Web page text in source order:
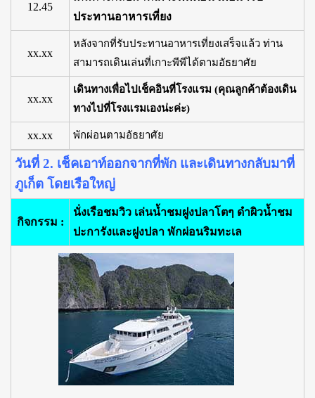
12.45
ประทานอาหารเที่ยง
xx.xx
หลังจากที่รับประทานอาหารเที่ยงเสร็จแล้ว ท่าน
สามารถเดินเล่นที่เกาะพีพีได้ตามอัธยาศัย
xx.xx
เดินทางเพื่อไปเช็คอินที่โรงแรม (คุณลูกค้าต้องเดิน
ทางไปที่โรงแรมเองน่ะค่ะ)
xx.xx พักผ่อนตามอัธยาศัย
วันที่ 2. เช็คเอาท์ออกจากที่พัก และเดินทางกลับมาที่
ภูเก็ต โดยเรือใหญ่
กิจกรรม :
นั่งเรือชมวิว เล่นน้ำชมฝูงปลาโตๆ ดำผิวน้ำชม
ปะการังและฝูงปลา พักผ่อนริมทะเล